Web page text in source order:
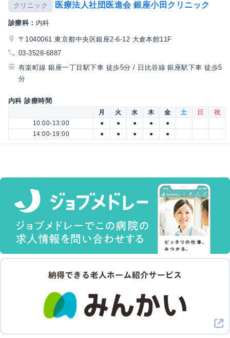
クリニック 医療法人社団医進会 銀座小田クリニック
診療科： 内科
〒1040061 東京都中央区銀座2-6-12 大倉本館11F
03-3528-6887
有楽町線 銀座一丁目駅下車 徒歩5分 / 日比谷線 銀座駅下車 徒歩5
分
内科 診療時間
月 火 水 木 金 土 日
祝
10:00-13:00
● ● ● ●
●
14:00-19:00
● ● ● ● ●